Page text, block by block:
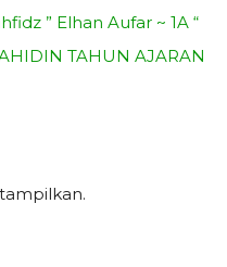
” Elhan Aufar ~ 1A “
TAHUN AJARAN